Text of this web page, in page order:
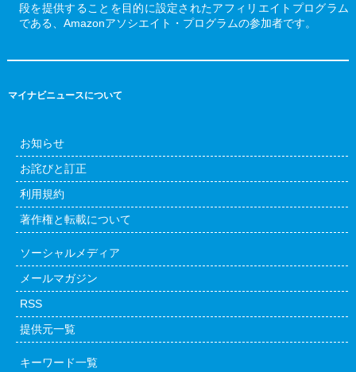
段を提供することを目的に設定されたアフィリエイトプログラム
である、Amazonアソシエイト・プログラムの参加者です。
マイナビニュースについて
お知らせ
お詫びと訂正
利用規約
著作権と転載について
ソーシャルメディア
メールマガジン
RSS
提供元一覧
キーワード一覧